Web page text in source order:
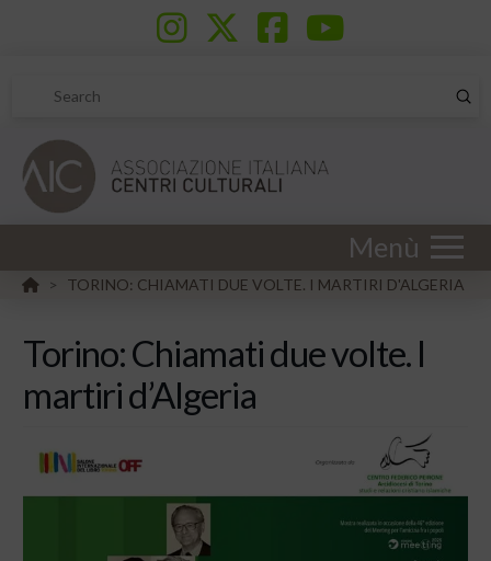
Search
Menù
HOME
> TORINO: CHIAMATI DUE VOLTE. I MARTIRI D'ALGERIA
Torino: Chiamati due volte. I
martiri d’Algeria